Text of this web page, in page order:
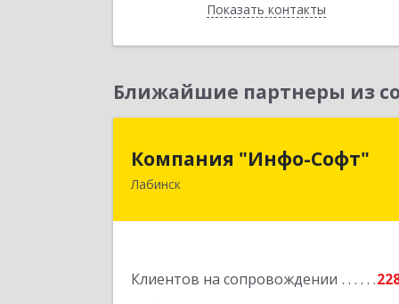
Показать контакты
Назад
Ближайшие партнеры из
Компания "Инфо-Софт"
Лабинск
Клиентов на сопровождении
Компания "Инфо-Софт"